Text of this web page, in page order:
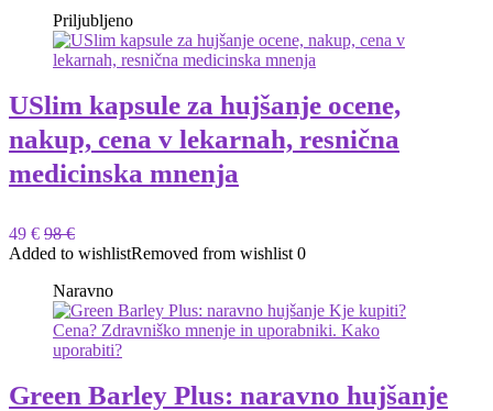
Priljubljeno
USlim kapsule za hujšanje ocene,
nakup, cena v lekarnah, resnična
medicinska mnenja
49 € 98 €
Added to wishlistRemoved from wishlist 0
Naravno
Green Barley Plus: naravno hujšanje